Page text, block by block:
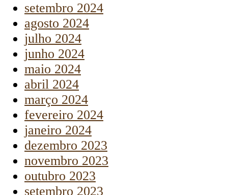
setembro 2024
agosto 2024
julho 2024
junho 2024
maio 2024
abril 2024
março 2024
fevereiro 2024
janeiro 2024
dezembro 2023
novembro 2023
outubro 2023
setembro 2023